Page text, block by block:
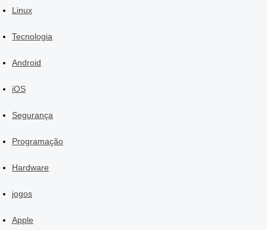
Linux
Tecnologia
Android
iOS
Segurança
Programação
Hardware
jogos
Apple